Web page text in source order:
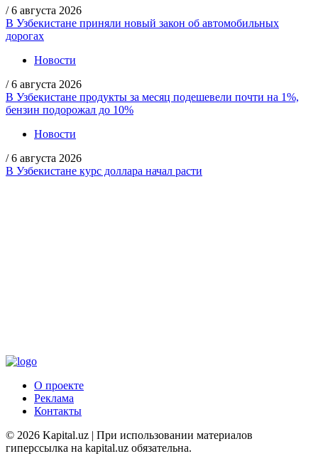
/ 6 августа 2026
В Узбекистане приняли новый закон об автомобильных
дорогах
Новости
/ 6 августа 2026
В Узбекистане продукты за месяц подешевели почти на 1%,
бензин подорожал до 10%
Новости
/ 6 августа 2026
В Узбекистане курс доллара начал расти
О проекте
Реклама
Контакты
© 2026 Kapital.uz | При использовании материалов
гиперссылка на kapital.uz обязательна.